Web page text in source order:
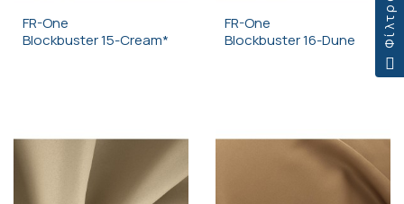
FR-One
Blockbuster 15-Cream*
FR-One
Blockbuster 16-Dune
Φίλτρα